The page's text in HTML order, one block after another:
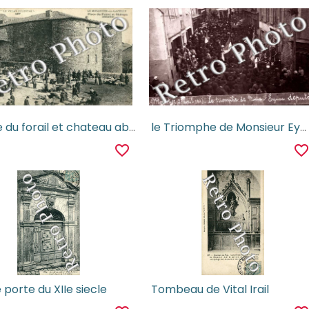
place du forail et chateau abbatial
favorite_border
le Triomphe de Monsieur Eymac depute 27 avril 1914
favorite_border
porte du XIIe siecle Tombeau de Vital Irail